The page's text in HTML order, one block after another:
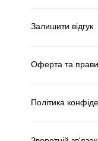
Залишити відгук
Оферта та
Політика